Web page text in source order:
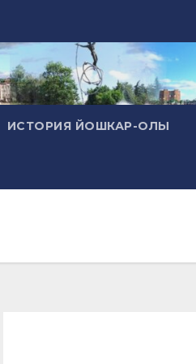
ИСТОРИЯ ЙОШКАР-ОЛЫ